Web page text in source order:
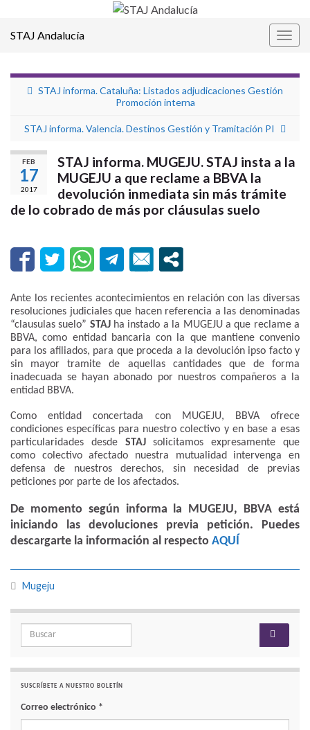
STAJ Andalucía
STAJ informa. Cataluña: Listados adjudicaciones Gestión
Promoción interna
STAJ informa. Valencia. Destinos Gestión y Tramitación PI
FEB
17
2017
STAJ informa. MUGEJU. STAJ insta a la
MUGEJU a que reclame a BBVA la
devolución inmediata sin más trámite
de lo cobrado de más por cláusulas suelo
Ante los recientes acontecimientos en relación con las diversas
resoluciones judiciales que hacen referencia a las denominadas
“clausulas suelo” STAJha instado a la MUGEJU a que reclame a
BBVA, como entidad bancaria con la que mantiene convenio
para los afiliados, para que proceda a la devolución ipso facto y
sin mayor tramite de aquellas cantidades que de forma
inadecuada se hayan abonado por nuestros compañeros a la
entidad BBVA.
Como entidad concertada con MUGEJU, BBVA ofrece
condiciones específicas para nuestro colectivo y en base a esas
particularidades desde STAJsolicitamos expresamente que
como colectivo afectado nuestra mutualidad intervenga en
defensa de nuestros derechos, sin necesidad de previas
peticiones por parte de los afectados.
De momento según informa la MUGEJU, BBVA está
iniciando las devoluciones previa petición. Puedes
descargarte la información al respecto AQUÍ
Mugeju
Search for:
SUSCRÍBETE A NUESTRO BOLETÍN
Correo electrónico *